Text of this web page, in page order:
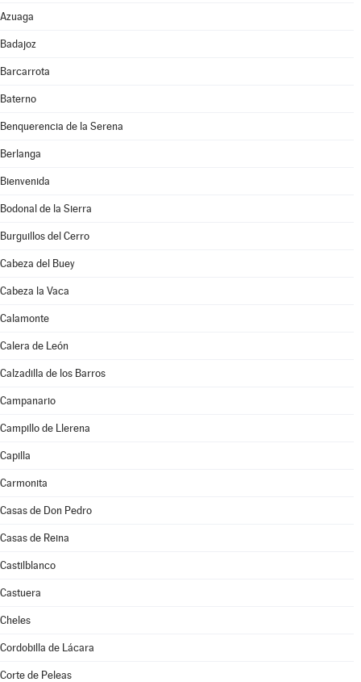
Azuaga
Badajoz
Barcarrota
Baterno
Benquerencia de la Serena
Berlanga
Bienvenida
Bodonal de la Sierra
Burguillos del Cerro
Cabeza del Buey
Cabeza la Vaca
Calamonte
Calera de León
Calzadilla de los Barros
Campanario
Campillo de Llerena
Capilla
Carmonita
Casas de Don Pedro
Casas de Reina
Castilblanco
Castuera
Cheles
Cordobilla de Lácara
Corte de Peleas